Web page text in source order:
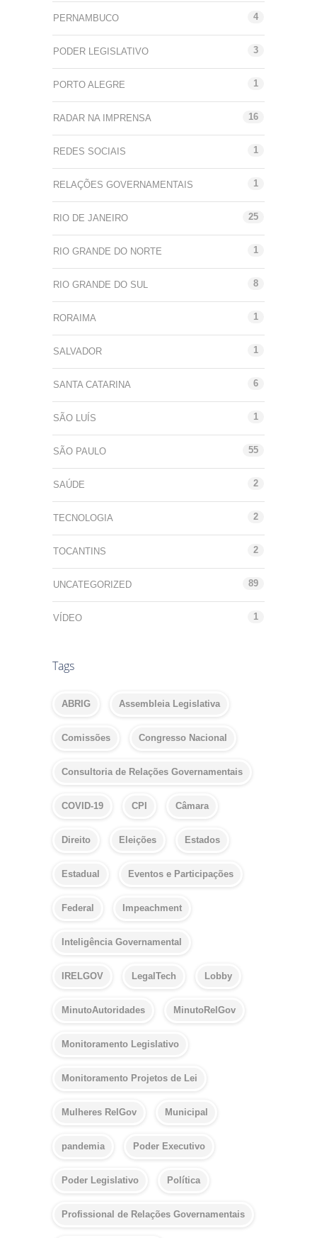
PERNAMBUCO 4
PODER LEGISLATIVO 3
PORTO ALEGRE 1
RADAR NA IMPRENSA 16
REDES SOCIAIS 1
RELAÇÕES GOVERNAMENTAIS 1
RIO DE JANEIRO 25
RIO GRANDE DO NORTE 1
RIO GRANDE DO SUL 8
RORAIMA 1
SALVADOR 1
SANTA CATARINA 6
SÃO LUÍS 1
SÃO PAULO 55
SAÚDE 2
TECNOLOGIA 2
TOCANTINS 2
UNCATEGORIZED 89
VÍDEO 1
Tags
ABRIG Assembleia Legislativa
Comissões Congresso Nacional
Consultoria de Relações Governamentais
COVID-19 CPI Câmara
Direito Eleições Estados
Estadual Eventos e Participações
Federal Impeachment
Inteligência Governamental
IRELGOV LegalTech Lobby
MinutoAutoridades MinutoRelGov
Monitoramento Legislativo
Monitoramento Projetos de Lei
Mulheres RelGov Municipal
pandemia Poder Executivo
Poder Legislativo Política
Profissional de Relações Governamentais